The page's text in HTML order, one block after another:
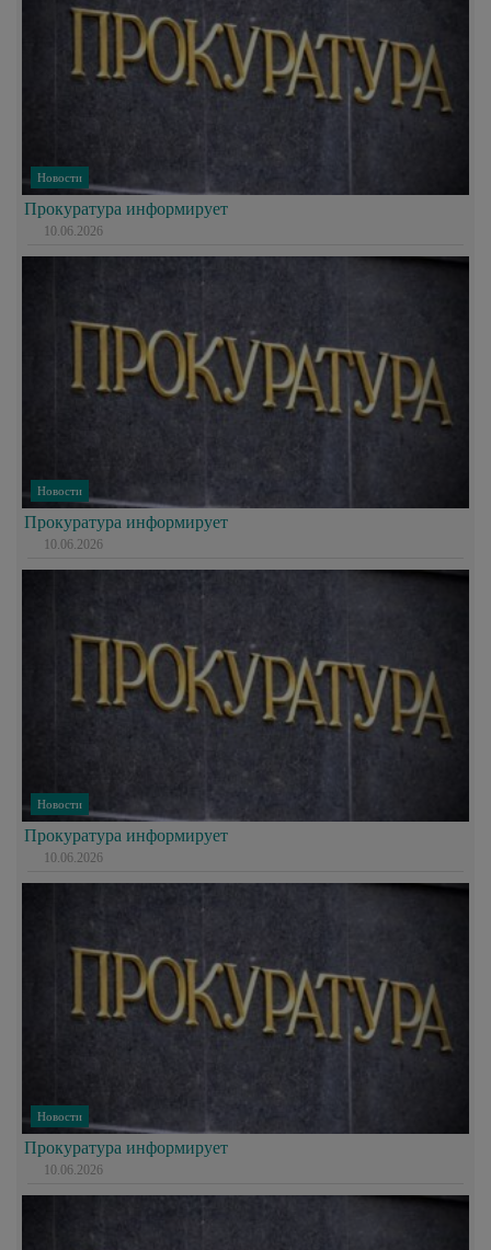
Новости
Прокуратура информирует
10.06.2026
Новости
Прокуратура информирует
10.06.2026
Новости
Прокуратура информирует
10.06.2026
Новости
Прокуратура информирует
10.06.2026